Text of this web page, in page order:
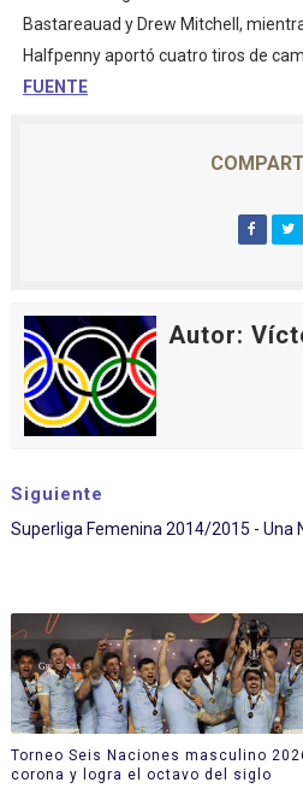
Bastareauad y Drew Mitchell,
Halfpenny aportó cuatro tiros de
FUENTE
Autor:
Siguiente
Superliga Femenina 2014/2015 - Una
Torneo Seis Naciones masculino
corona y logra el octavo del siglo